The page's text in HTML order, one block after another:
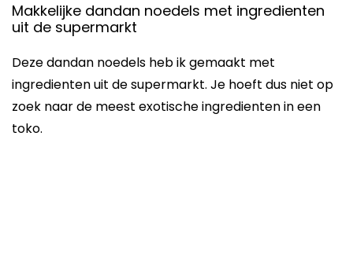
Makkelijke dandan noedels met ingredienten
uit de supermarkt
Deze dandan noedels heb ik gemaakt met
ingredienten uit de supermarkt. Je hoeft dus niet op
zoek naar de meest exotische ingredienten in een
toko.